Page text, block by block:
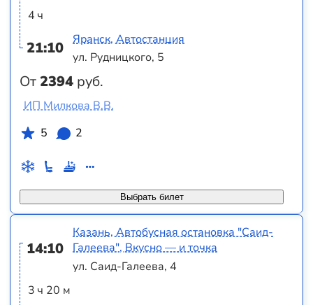
4 ч
21:10
От2394 руб.
Яранск, Автостанция
ул. Рудницкого, 5
Выбрать билет
ИП Милкова В.В.
5
2
14:10
3 ч 20 м
Казань, Автобусная остановка "Саид-
Галеева", Вкусно — и точка
ул. Саид-Галеева, 4